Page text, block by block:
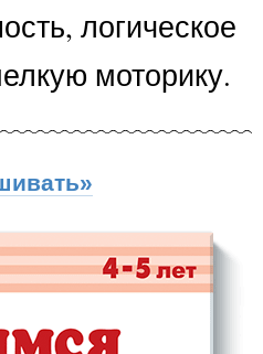
логическое
моторику.